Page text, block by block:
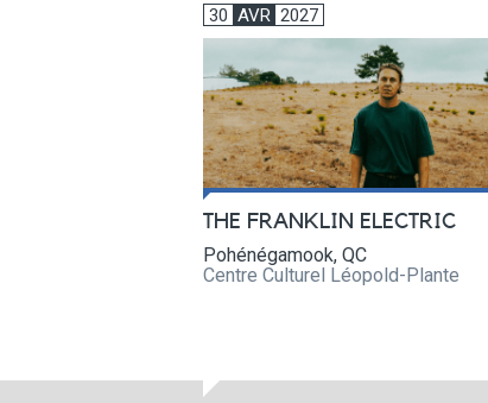
30 AVR 2027
THE FRANKLIN ELECTRIC
Pohénégamook, QC
Centre Culturel Léopold-Plante